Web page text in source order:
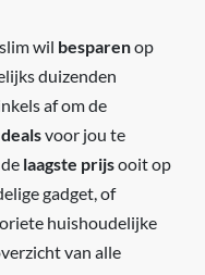
wil besparenop
duizenden
af om de
voor jou te
laagste prijsooit op
gadget, of
huishoudelijke
van alle